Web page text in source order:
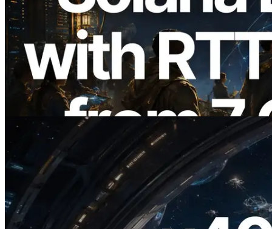
2026.08.05
ERPC amplía la Leader Slot API de
Solana con medición de ping desde 7
regiones globales — También se lanza la
Validators Information API
Leer este artículo